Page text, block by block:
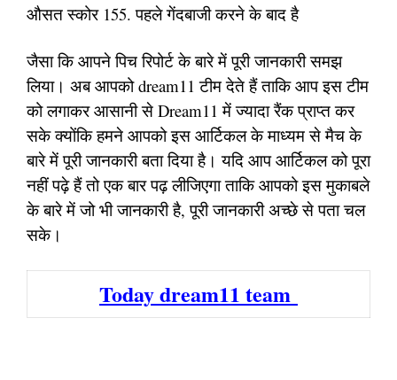
औसत स्कोर 155. पहले गेंदबाजी करने के बाद है
जैसा कि आपने पिच रिपोर्ट के बारे में पूरी जानकारी समझ
लिया। अब आपको dream11 टीम देते हैं ताकि आप इस टीम
को लगाकर आसानी से Dream11 में ज्यादा रैंक प्राप्त कर
सके क्योंकि हमने आपको इस आर्टिकल के माध्यम से मैच के
बारे में पूरी जानकारी बता दिया है। यदि आप आर्टिकल को पूरा
नहीं पढ़े हैं तो एक बार पढ़ लीजिएगा ताकि आपको इस मुकाबले
के बारे में जो भी जानकारी है, पूरी जानकारी अच्छे से पता चल
सके।
Today dream11 team